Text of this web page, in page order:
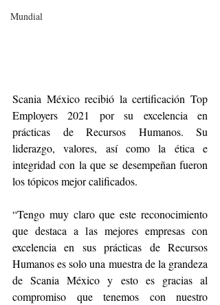
Mundial
Scania México recibió la certificación Top
Employers 2021 por su excelencia en
prácticas de Recursos Humanos. Su
liderazgo, valores, así como la ética e
integridad con la que se desempeñan fueron
los tópicos mejor calificados.
“Tengo muy claro que este reconocimiento
que destaca a las mejores empresas con
excelencia en sus prácticas de Recursos
Humanos es solo una muestra de la grandeza
de Scania México y esto es gracias al
compromiso que tenemos con nuestro